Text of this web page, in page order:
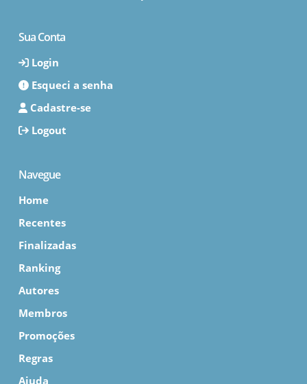
Sua Conta
Login
Esqueci a senha
Cadastre-se
Logout
Navegue
Home
Recentes
Finalizadas
Ranking
Autores
Membros
Promoções
Regras
Ajuda